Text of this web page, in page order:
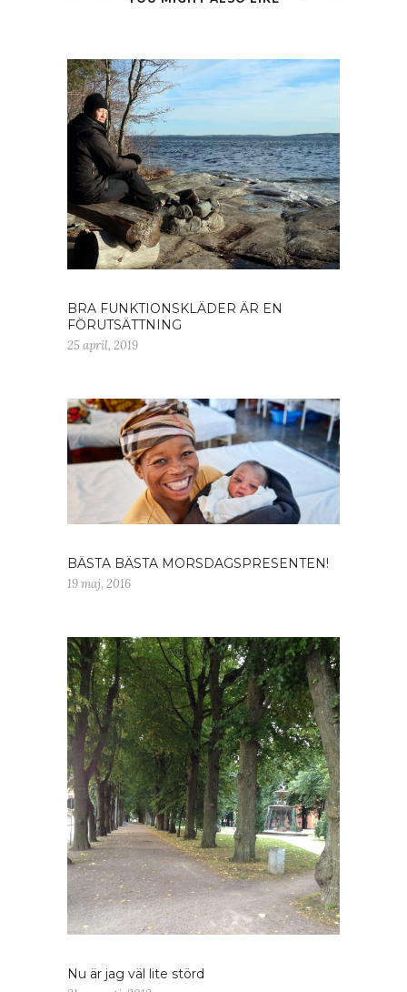
BRA FUNKTIONSKLÄDER ÄR EN
FÖRUTSÄTTNING
25 april, 2019
BÄSTA BÄSTA MORSDAGSPRESENTEN!
19 maj, 2016
Nu är jag väl lite störd